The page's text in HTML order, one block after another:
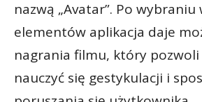
nazwą „Avatar”. Po wybraniu
elementów aplikacja daje
nagrania filmu, który
nauczyć się gestykulacji i